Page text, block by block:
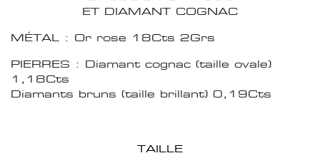
ET DIAMANT COGNAC
MÉTAL : Or rose 18Cts 2Grs
PIERRES : Diamant cognac (taille ovale)
1,18Cts
Diamants bruns (taille brillant) 0,19Cts
TAILLE